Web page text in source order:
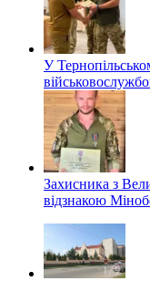
У
Захисника з
відзнакою